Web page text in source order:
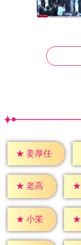
★ 姜厚任
★ 老高 ★
★ 小茉 ★